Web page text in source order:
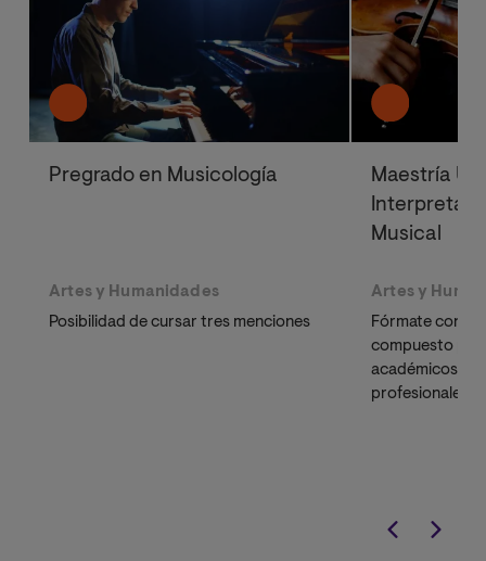
Pregrado en Musicología
Artes y Humanidades
Posibilidad de cursar tres menciones
Maestría
Musical
Artes y
Fórmate con
compuesto
académicos
profesionales